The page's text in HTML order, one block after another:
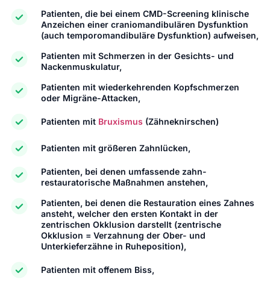
Patienten, die bei einem CMD-Screening klinische
Anzeichen einer craniomandibulären Dysfunktion
(auch temporomandibuläre Dysfunktion) aufweisen,
Patienten mit Schmerzen in der Gesichts- und
Nackenmuskulatur,
Patienten mit wiederkehrenden Kopfschmerzen
oder Migräne-Attacken,
Patienten mit Bruxismus (Zähneknirschen)
Patienten mit größeren Zahnlücken,
Patienten, bei denen umfassende zahn-
restauratorische Maßnahmen anstehen,
Patienten, bei denen die Restauration eines Zahnes
ansteht, welcher den ersten Kontakt in der
zentrischen Okklusion darstellt (zentrische
Okklusion = Verzahnung der Ober- und
Unterkieferzähne in Ruheposition),
Patienten mit offenem Biss,